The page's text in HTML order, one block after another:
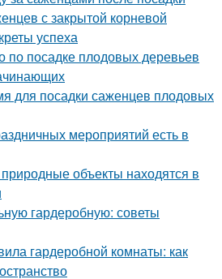
с закрытой корневой
успеха
по посадке плодовых деревьев
для посадки саженцев плодовых
мероприятий есть в
объекты находятся в
гардеробную: советы
гардеробной комнаты: как